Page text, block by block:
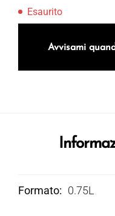
Esaurito
Avvisami
Formato 0.75L